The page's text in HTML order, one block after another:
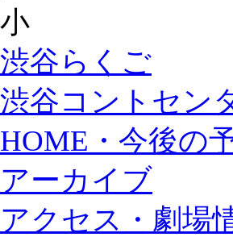
小
渋谷らくご
渋谷コントセン
HOME・今後の
アーカイブ
アクセス・劇場